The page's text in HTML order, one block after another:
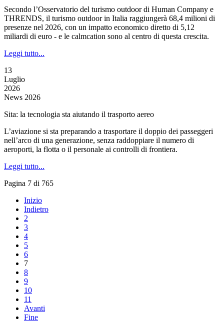
Secondo l’Osservatorio del turismo outdoor di Human Company e
THRENDS, il turismo outdoor in Italia raggiungerà 68,4 milioni di
presenze nel 2026, con un impatto economico diretto di 5,12
miliardi di euro - e le calmcation sono al centro di questa crescita.
Leggi tutto...
13
Luglio
2026
News 2026
Sita: la tecnologia sta aiutando il trasporto aereo
L’aviazione si sta preparando a trasportare il doppio dei passeggeri
nell’arco di una generazione, senza raddoppiare il numero di
aeroporti, la flotta o il personale ai controlli di frontiera.
Leggi tutto...
Pagina 7 di 765
Inizio
Indietro
2
3
4
5
6
7
8
9
10
11
Avanti
Fine